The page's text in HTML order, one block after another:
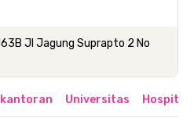
Jl Jagung Suprapto 2 No
Universitas Hospital